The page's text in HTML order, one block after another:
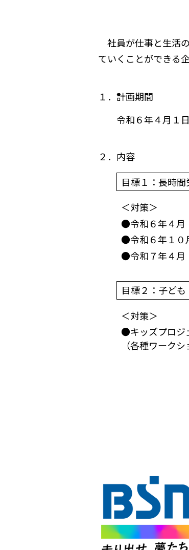
社員が仕事と生活
ていくことができる
１．計画期間
令和６年４月１
２．内容
目標１：長時
＜対策＞
●令和６年４月
●令和６年１０
●令和７年４月
目標２：子ど
＜対策＞
●キッズプロジ
（各種ワーク